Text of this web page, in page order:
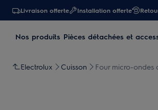
Livraison offerte Installation offerte
Nos produits Pièces détachées et
Electrolux Cuisson Four micro-ondes